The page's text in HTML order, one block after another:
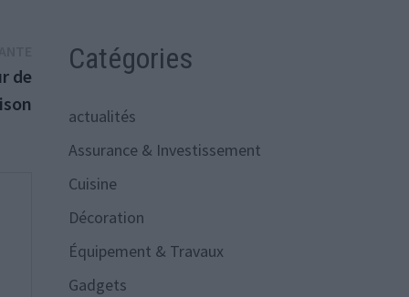
Publication
suivante :
de
Catégories
actualités
Assurance & Investissement
Cuisine
Décoration
Équipement & Travaux
Gadgets